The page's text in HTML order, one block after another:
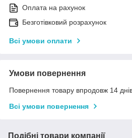
Оплата на рахунок
Безготівковий розрахунок
Всі умови оплати
Умови повернення
Повернення товару впродовж 14
Всі умови повернення
Подібні товари компанії